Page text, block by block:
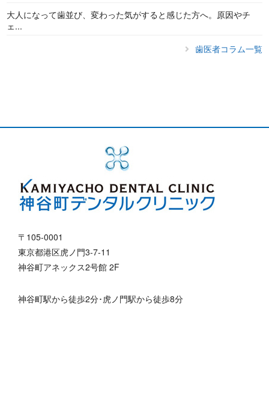
大人になって歯並び、変わった気がすると感じた方へ。原因やチ
ェ...
歯医者コラム一覧
〒105-0001
東京都港区虎ノ門3-7-11
神谷町アネックス2号館 2F
神谷町駅から徒歩2分･虎ノ門駅から徒歩8分